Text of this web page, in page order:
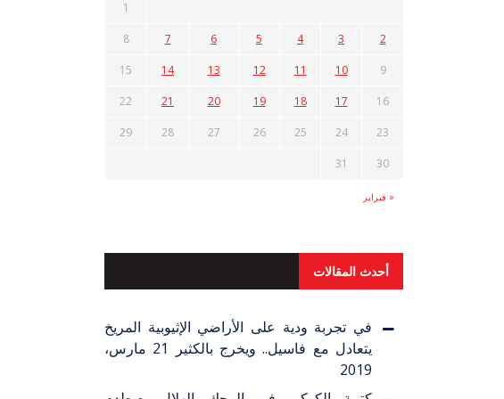
« فبراير
1
2
3
4
5
6
7
8
9
10
11
12
13
14
15
16
17
18
19
20
21
22
23
24
25
26
27
28
29
30
31
أحدث المقالات
في تجربة ودية على الأراضي الإثيوبية المريخ
يتعادل مع فاسيل.. ويخرج بالكثير
21 مارس،
2019